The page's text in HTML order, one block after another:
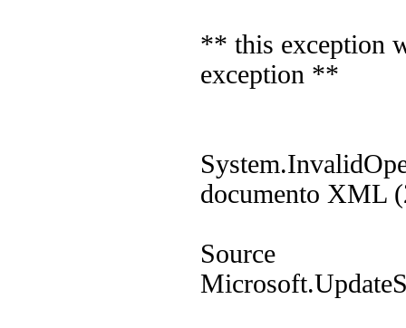
** this exception
exception **
documento XML
Source